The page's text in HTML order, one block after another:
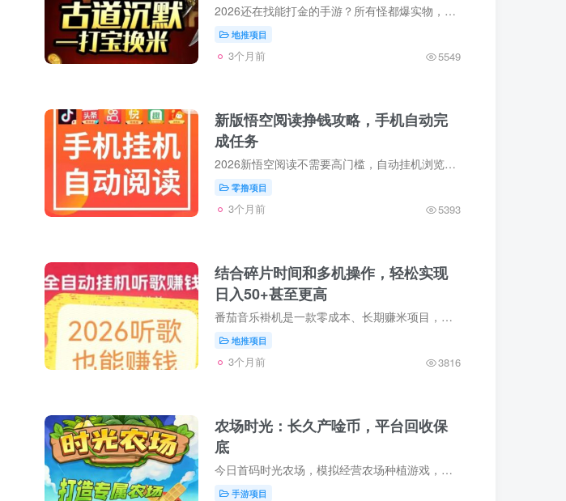
2026还在找能打金的手游？所有怪都爆实物，换币换米超轻松新人福利。 装备全可交易，元宝随时提米。散人挂机刷材料，BOSS爆屠龙，一件装备顶一天工资。不氪金也能当大佬，搬砖党实测稳定日入30...
地推项目
3个月前 5549
新版悟空阅读挣钱攻略，手机自动完
成任务
2026新悟空阅读不需要高门槛，自动挂机浏览广告，一天收益30至40元。这个项目稳了一年多，不用花一分钱。全自动刷广告，手机放着就行，目前全网90多万用户。核心优势与到账实测：新人10元红包直...
零撸项目
3个月前 5393
结合碎片时间和多机操作，轻松实现
日入50+甚至更高
番茄音乐褂机是一款零成本、长期赚米项目，通过后台自动听歌帮助新歌提高热度，同时为用户带来稳定收溢。操作非常简単，无需人工干预，完全利用碎片时间即可赚米。 一、核心玩法 1. 自动褂机...
地推项目
3个月前 3816
农场时光：长久产唫币，平台回收保
底
今日首码时光农场，模拟经营农场种植游戏，无需加入门槛，注册免费开启耕地，长久产唫币，平台回收保底，简単快捷，可批量开始无脑褂机模式搬砖。玩法攻略：可通过任务解锁耕地，提高农场的产出...
手游项目